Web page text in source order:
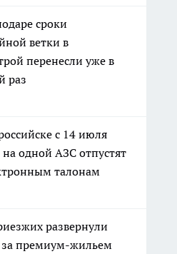
сроки
ветки в
перенесли уже в
раз
с 14 июля
одной АЗС отпустят
талонам
развернули
за премиум-жильем